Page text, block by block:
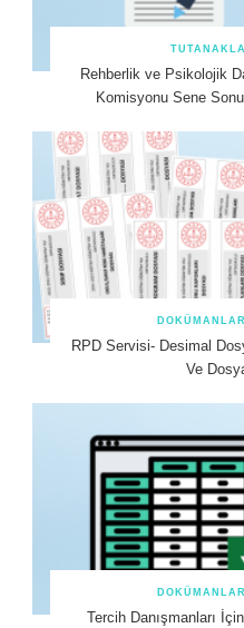
Rehberlik ve Psikolojik
Komisyonu Sene
RPD Servisi- Desimal
Ve
Tercih Danışmanları